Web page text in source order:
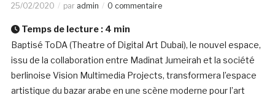
25/02/2020 par admin 0 commentaire
Temps de lecture : 4 min
Baptisé ToDA (Theatre of Digital Art Dubai), le nouvel espace,
issu de la collaboration entre Madinat Jumeirah et la société
berlinoise Vision Multimedia Projects, transformera l’espace
artistique du bazar arabe en une scène moderne pour l’art